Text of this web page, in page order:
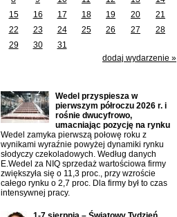
15
16 17 18 19 20
21
22
23 24 25 26 27
28
29
30
31
dodaj wydarzenie »
Wedel przyspiesza w
pierwszym półroczu 2026 r. i
rośnie dwucyfrowo,
umacniając pozycję na rynku
Wedel zamyka pierwszą połowę roku z
wynikami wyraźnie powyżej dynamiki rynku
słodyczy czekoladowych. Według danych
E.Wedel za NIQ sprzedaż wartościowa firmy
zwiększyła się o 11,3 proc., przy wzroście
całego rynku o 2,7 proc. Dla firmy był to czas
intensywnej pracy.